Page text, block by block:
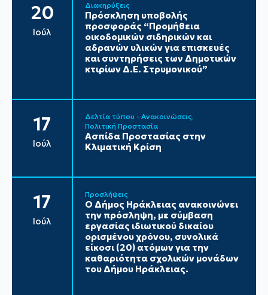
20
Ιούλ
Διακηρύξεις
Πρόσκληση υποβολής
προσφοράς “Προμήθεια
οικοδομικών σιδηρικών και
αδρανών υλικών για επισκευές
και συντηρήσεις των Δημοτικών
κτιρίων Δ.Ε. Στρυμονικού”
17
Ιούλ
Δελτία τύπου - Ανακοινώσεις
Πολιτική Προστασία
Ασπίδα Προστασίας στην
Κλιματική Κρίση
17
Ιούλ
Προσλήψεις
Ο Δήμος Ηράκλειας ανακοινώνει
την πρόσληψη, με σύμβαση
εργασίας ιδιωτικού δικαίου
ορισμένου χρόνου, συνολικά
είκοσι (20) ατόμων για την
καθαριότητα σχολικών μονάδων
του Δήμου Ηράκλειας.